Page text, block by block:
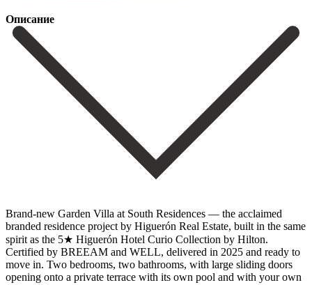
Описание
Brand-new Garden Villa at South Residences — the acclaimed
branded residence project by Higuerón Real Estate, built in the same
spirit as the 5★ Higuerón Hotel Curio Collection by Hilton.
Certified by BREEAM and WELL, delivered in 2025 and ready to
move in. Two bedrooms, two bathrooms, with large sliding doors
opening onto a private terrace with its own pool and with your own